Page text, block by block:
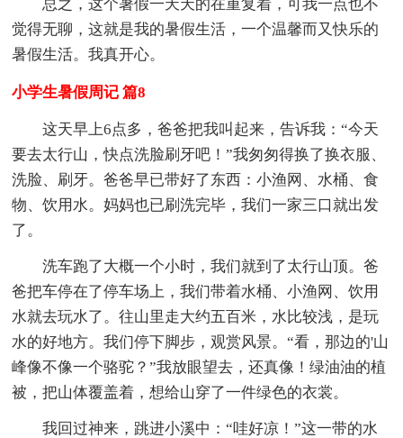
总之，这个暑假一天天的在重复着，可我一点也不
觉得无聊，这就是我的暑假生活，一个温馨而又快乐的
暑假生活。我真开心。
小学生暑假周记 篇8
这天早上6点多，爸爸把我叫起来，告诉我：“今天
要去太行山，快点洗脸刷牙吧！”我匆匆得换了换衣服、
洗脸、刷牙。爸爸早已带好了东西：小渔网、水桶、食
物、饮用水。妈妈也已刷洗完毕，我们一家三口就出发
了。
洗车跑了大概一个小时，我们就到了太行山顶。爸
爸把车停在了停车场上，我们带着水桶、小渔网、饮用
水就去玩水了。往山里走大约五百米，水比较浅，是玩
水的好地方。我们停下脚步，观赏风景。“看，那边的'山
峰像不像一个骆驼？”我放眼望去，还真像！绿油油的植
被，把山体覆盖着，想给山穿了一件绿色的衣裳。
我回过神来，跳进小溪中：“哇好凉！”这一带的水